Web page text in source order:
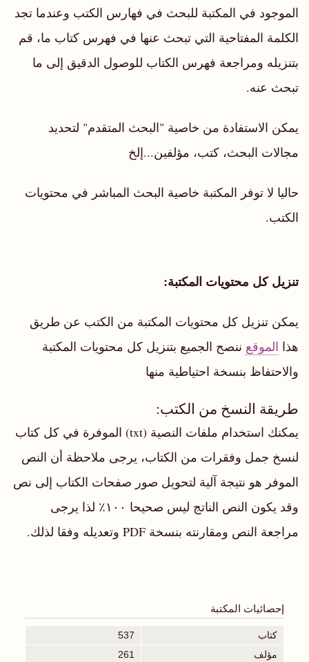
الموجود في المكتبة للبحث في فهارس الكتب وعندما تجد
الكلمة المفتاحية التي تبحث عنها في فهرس كتاب ما، قم
بتنزيله ومراجعة فهرس الكتاب للوصول الدقيق إلى ما
تبحث عنه.
يمكن الاستفادة من خاصية "البحث المتقدم" لتحديد
مجالات البحث، كتب، مؤلفين...إلخ
حاليا لا توفر المكتبة خاصية البحث المباشر في محتويات
الكتب.
تنزيل كل محتويات المكتبة:
يمكن تنزيل كل محتويات المكتبة من الكتب عن طريق
هذا الموقع ننصح الجميع بتنزيل كل محتويات المكتبة
والاحتفاظ بنسخة احتياطية منها
طريقة النسخ من الكتب:
يمكنك استخدام ملفات النصية (txt) الموفرة في كل كتاب
لنسخ جمل وفقرات من الكتاب، يرجى ملاحظة أن النص
الموفر هو نتيجة آلية لتحويل صور صفحات الكتاب إلى نص
وقد يكون النص الناتج ليس صحيحا ١٠٠٪ لذا يرجى
مراجعة النص ومقارنته بنسخة PDF وتعديله وفقا لذلك.
إحصائيات المكتبة
كتاب
537
مؤلف
261